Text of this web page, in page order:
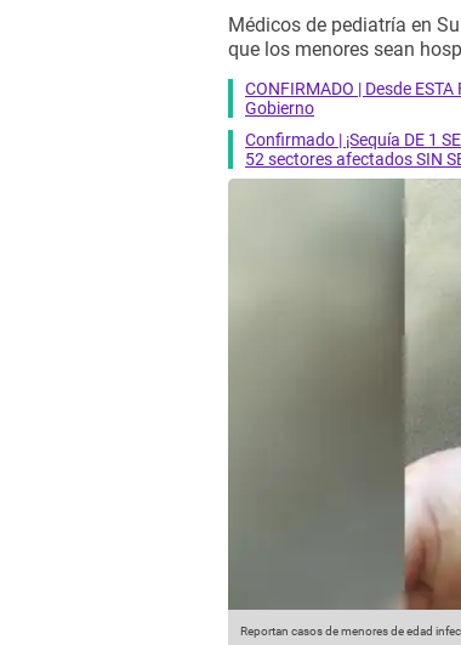
Médicos de pediatría en
que los menores sean
CONFIRMADO | Desde
Gobierno
Confirmado | ¡Sequía DE 1
52 sectores afectados SIN
Reportan casos de menores de edad